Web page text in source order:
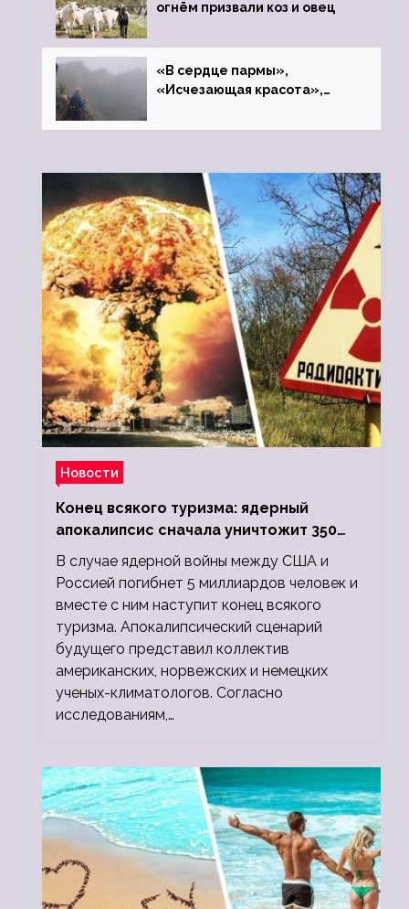
огнём призвали коз и овец
«В сердце пармы»,
«Исчезающая красота»,
Новости
Конец всякого туризма: ядерный
апокалипсис сначала уничтожит 350
миллионов, а потом 5 миллиардов
людей
В случае ядерной войны между США и
Россией погибнет 5 миллиардов человек и
вместе с ним наступит конец всякого
туризма. Апокалипсический сценарий
будущего представил коллектив
американских, норвежских и немецких
ученых-климатологов. Согласно
исследованиям,…